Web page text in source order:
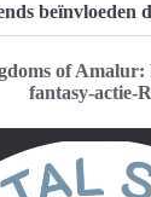
beïnvloeden
of Amalur:
fantasy-actie-